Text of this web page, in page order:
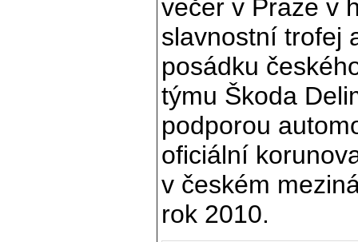
večer v Praze v
slavnostní trofej
posádku
týmu Škoda
podporou
oficiální
v českém
rok 2010.